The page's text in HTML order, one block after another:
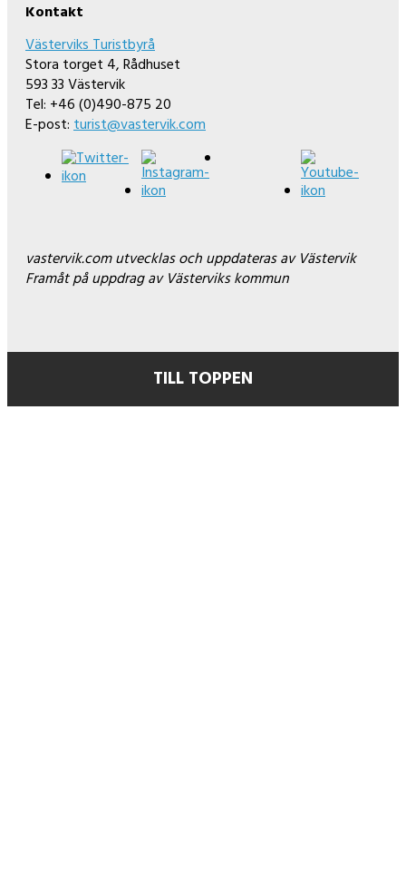
Kontakt
Västerviks Turistbyrå
Stora torget 4, Rådhuset
593 33 Västervik
Tel: +46 (0)490-875 20
E-post:turist@vastervik.com
vastervik.com utvecklas och uppdateras av Västervik
Framåt på uppdrag av Västerviks kommun
TILL TOPPEN